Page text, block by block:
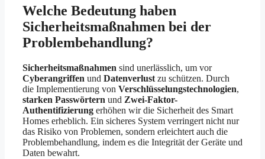
Welche Bedeutung haben
Sicherheitsmaßnahmen bei der
Problembehandlung?
Sicherheitsmaßnahmen sind unerlässlich, um vor
Cyberangriffen und Datenverlust zu schützen. Durch
die Implementierung von Verschlüsselungstechnologien,
starken Passwörtern und Zwei-Faktor-
Authentifizierung erhöhen wir die Sicherheit des Smart
Homes erheblich. Ein sicheres System verringert nicht nur
das Risiko von Problemen, sondern erleichtert auch die
Problembehandlung, indem es die Integrität der Geräte und
Daten bewahrt.